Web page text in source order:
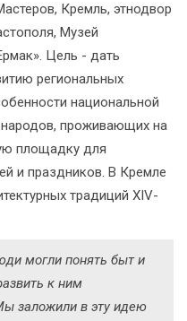
Кремль, этнодвор
Музей
Цель - дать
региональных
национальной
проживающих на
площадку для
и праздников. В Кремле
традиций XIV-
могли понять быт и
к ним
заложили в эту идею